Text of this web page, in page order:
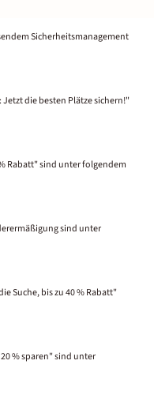
Sicherheitsmanagement
die besten Plätze sichern!"
Rabatt" sind unter folgendem
sind unter
Suche, bis zu 40 % Rabatt"
% sparen" sind unter